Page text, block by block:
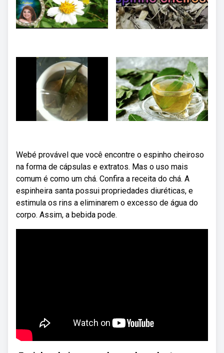
Webé provável que você encontre o espinho cheiroso
na forma de cápsulas e extratos. Mas o uso mais
comum é como um chá. Confira a receita do chá. A
espinheira santa possui propriedades diuréticas, e
estimula os rins a eliminarem o excesso de água do
corpo. Assim, a bebida pode.